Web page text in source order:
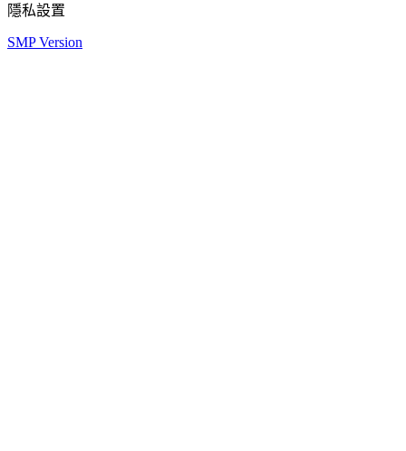
隱私設置
SMP Version